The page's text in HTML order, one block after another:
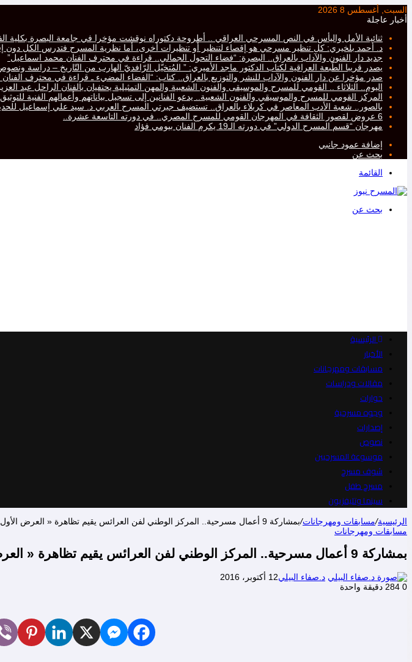
السبت, أغسطس 8 2026
أخبار عاجلة
ثنائية الأمل واليأس في النص المسرحي العراقي .. أطروحة دكتوراه نوقشت مؤخرا في جامعة البصرة بكلية
د. أحمد بلخيري: كل تنظير مسرحي هو إقصاء لتنظير أو تنظيرات أخرى، أما نظرية المسرح فتدرس الكل دون
جديد دار الفنون والآداب بالعراق.. البصرة: “فضاء التحول الجمالي.. قراءة في محترف الفنان محمد اسماعيل”
يصدر قريبا الطّبعة العراقية لكتاب الدكتور ماجد الأميري: ” المُتخيّل الرّافديّ الهارب من التّاريخ – دراسة
صدر مؤخرا عن دار الفنون والآداب للنشر والتوزيع بالعراق.. كتاب: “الفضاء المضيء ـ قراءة في محترف
اليوم.. الثلاثاء .. القومي للمسرح والموسيقى والفنون الشعبية والمهن التمثيلية يحتفيان بالفنان الراحل عبد
المركز القومي للمسرح والموسيقي والفنون الشعبية.. يدعو الفنانين إلى تسجيل بياناتهم وأعمالهم الفنية للتوثيق
بالصور.. شعبة الأدب المعاصر في كربلاء بالعراق.. تستضيف جبرتي المسرح العربي د. سيد علي إسماعيل
6 عروض لقصور الثقافة في المهرجان القومي للمسرح المصري.. في دورته التاسعة عشرة..
مهرجان “قسم المسرح الدولي” في دورته الـ19 يكرم الفنان بيومي فؤاد
إضافة عمود جانبي
بحث عن
القائمة
بحث عن
الرئيسية
الأخبار
مسابقات ومهرجانات
مقالات ودراسات
حوارات
وجوه مسرحية
إصدارات
نصوص
موسوعة المسرحيين
شوف مسرح
مسرح طفل
سينما وتليفزيون
الرئيسية/مسابقات ومهرجانات/بمشاركة 9 أعمال مسرحية.. المركز الوطني لفن العرائس يقيم تظاهرة « العرض الأول » من 16 إلى 23 أكتوبر الحالي.. بتونس
مسابقات ومهرجانات
بمشاركة 9 أعمال مسرحية.. المركز الوطني لفن العرائس يقيم تظاهرة « العرض الأول » من 16 إلى 23 أكتوبر الحالي.. بتونس
د.صفاء البيلي12 أكتوبر، 2016
0
دقيقة واحدة